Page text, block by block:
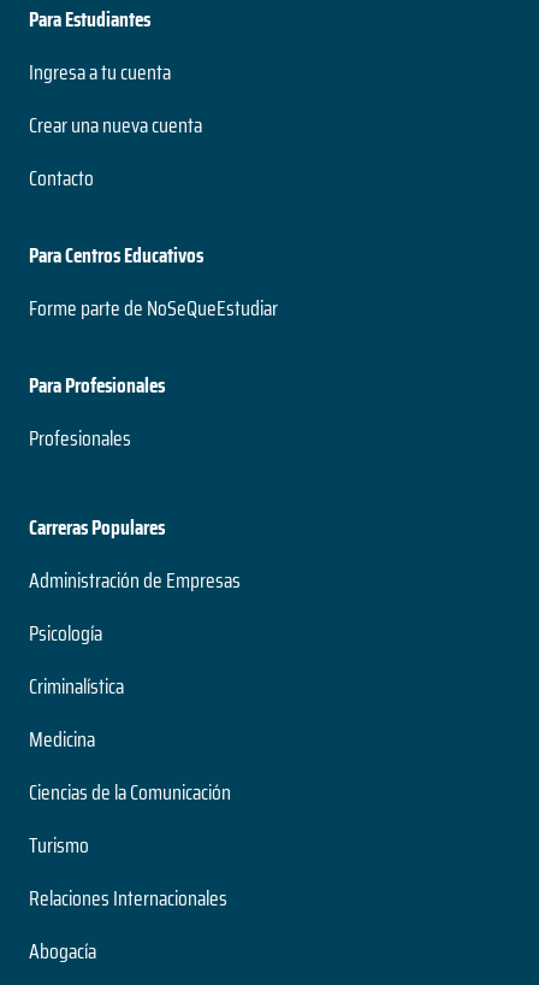
Para Estudiantes
Ingresa a tu cuenta
Crear una nueva cuenta
Contacto
Para Centros Educativos
Forme parte de NoSeQueEstudiar
Para Profesionales
Profesionales
Carreras Populares
Administración de Empresas
Psicología
Criminalística
Medicina
Ciencias de la Comunicación
Turismo
Relaciones Internacionales
Abogacía